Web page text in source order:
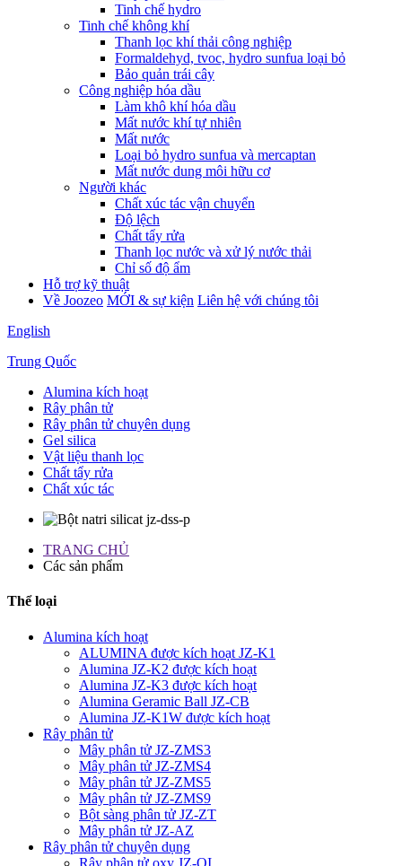
Tinh chế hydro
Tinh chế không khí
Thanh lọc khí thải công nghiệp
Formaldehyd, tvoc, hydro sunfua loại bỏ
Bảo quản trái cây
Công nghiệp hóa dầu
Làm khô khí hóa dầu
Mất nước khí tự nhiên
Mất nước
Loại bỏ hydro sunfua và mercaptan
Mất nước dung môi hữu cơ
Người khác
Chất xúc tác vận chuyển
Độ lệch
Chất tẩy rửa
Thanh lọc nước và xử lý nước thải
Chỉ số độ ẩm
Hỗ trợ kỹ thuật
Về Joozeo MỚI & sự kiện Liên hệ với chúng tôi
English
Trung Quốc
Alumina kích hoạt
Rây phân tử
Rây phân tử chuyên dụng
Gel silica
Vật liệu thanh lọc
Chất tẩy rửa
Chất xúc tác
TRANG CHỦ
Các sản phẩm
Thể loại
Alumina kích hoạt
ALUMINA được kích hoạt JZ-K1
Alumina JZ-K2 được kích hoạt
Alumina JZ-K3 được kích hoạt
Alumina Geramic Ball JZ-CB
Alumina JZ-K1W được kích hoạt
Rây phân tử
Mây phân tử JZ-ZMS3
Mây phân tử JZ-ZMS4
Mây phân tử JZ-ZMS5
Mây phân tử JZ-ZMS9
Bột sàng phân tử JZ-ZT
Mây phân tử JZ-AZ
Rây phân tử chuyên dụng
Rây phân tử oxy JZ-OI